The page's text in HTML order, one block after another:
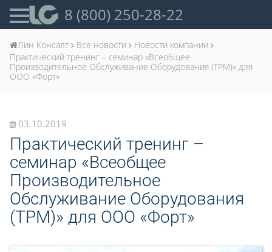
8 (800) 250-28-22
Лин Консалт Все новости
Новости компании
Практический тренинг – семинар «Всеобщее
Производительное Обслуживание Оборудования (ТРМ)» для
ООО «Форт»
03.10.2019
Практический тренинг –
семинар «Всеобщее
Производительное
Обслуживание Оборудования
(ТРМ)» для ООО «Форт»